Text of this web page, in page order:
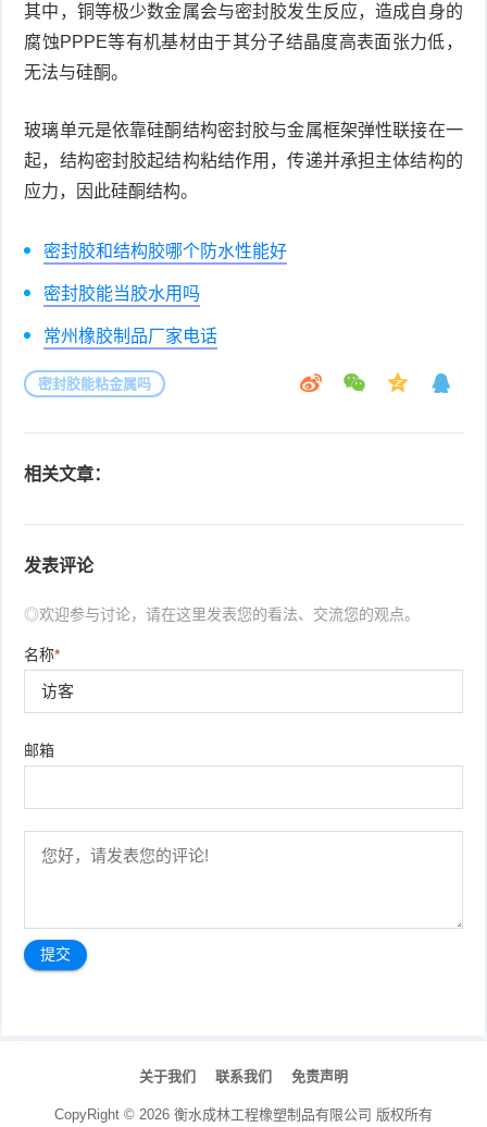
其中，铜等极少数金属会与密封胶发生反应，造成自身的
腐蚀PPPE等有机基材由于其分子结晶度高表面张力低，
无法与硅酮。
玻璃单元是依靠硅酮结构密封胶与金属框架弹性联接在一
起，结构密封胶起结构粘结作用，传递并承担主体结构的
应力，因此硅酮结构。
密封胶和结构胶哪个防水性能好
密封胶能当胶水用吗
常州橡胶制品厂家电话
密封胶能粘金属吗
相关文章：
发表评论
◎欢迎参与讨论，请在这里发表您的看法、交流您的观点。
名称*
邮箱
关于我们 联系我们 免责声明
CopyRight © 2026 衡水成林工程橡塑制品有限公司 版权所有